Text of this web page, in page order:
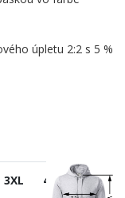
úpletu 2:2 s 5 %
3XL 4XL 5XL